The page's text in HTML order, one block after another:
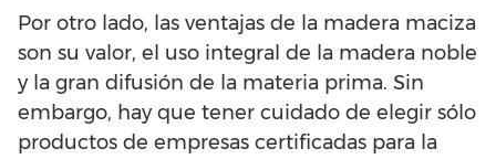
Por otro lado, las ventajas de la madera maciza
son su valor, el uso integral de la madera noble
y la gran difusión de la materia prima. Sin
embargo, hay que tener cuidado de elegir sólo
productos de empresas certificadas para la